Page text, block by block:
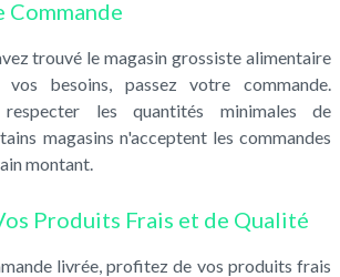
Commande
trouvé le magasin grossiste alimentaire
besoins, passez votre commande.
respecter les quantités minimales de
magasins n'acceptent les commandes
montant.
Produits Frais et de Qualité
livrée, profitez de vos produits frais